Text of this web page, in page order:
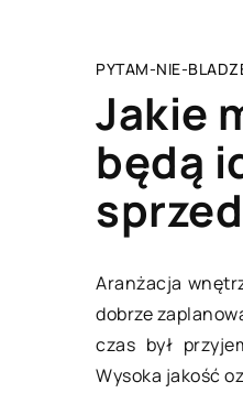
PYTAM-NIE-
Jakie
będą
Aranżacja
dobrze
czas był
Wysoka jakość
MIESZKANIE